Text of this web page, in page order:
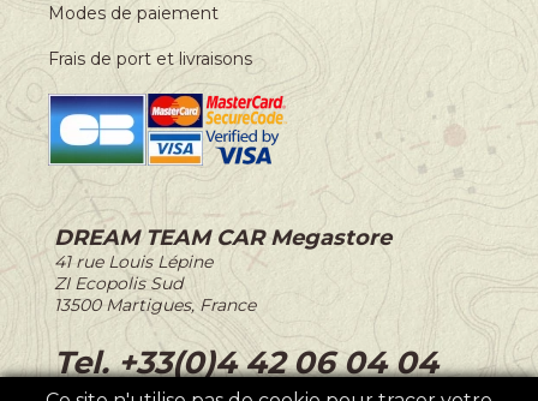
Modes de paiement
Frais de port et livraisons
DREAM TEAM CAR Megastore
-41 rue Louis Lépine
-
ZI Ecopolis Sud
-13500 Martigues, France
Tel. +33(0)4 42 06 04 04